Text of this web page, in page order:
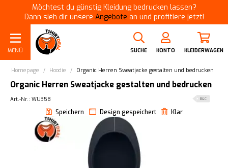
Möchtest du günstig Kleidung bedrucken lassen?
Dann sieh dir unsere Angebote an und profitiere jetzt!
MENÜ SUCHE KONTO KLEIDERWAGEN
Homepage / Hoodie / Organic Herren Sweatjacke gestalten und bedrucken
Organic Herren Sweatjacke gestalten und bedrucken
B&C
Art.-Nr.: WU35B
Speichern Design gespeichert Klar